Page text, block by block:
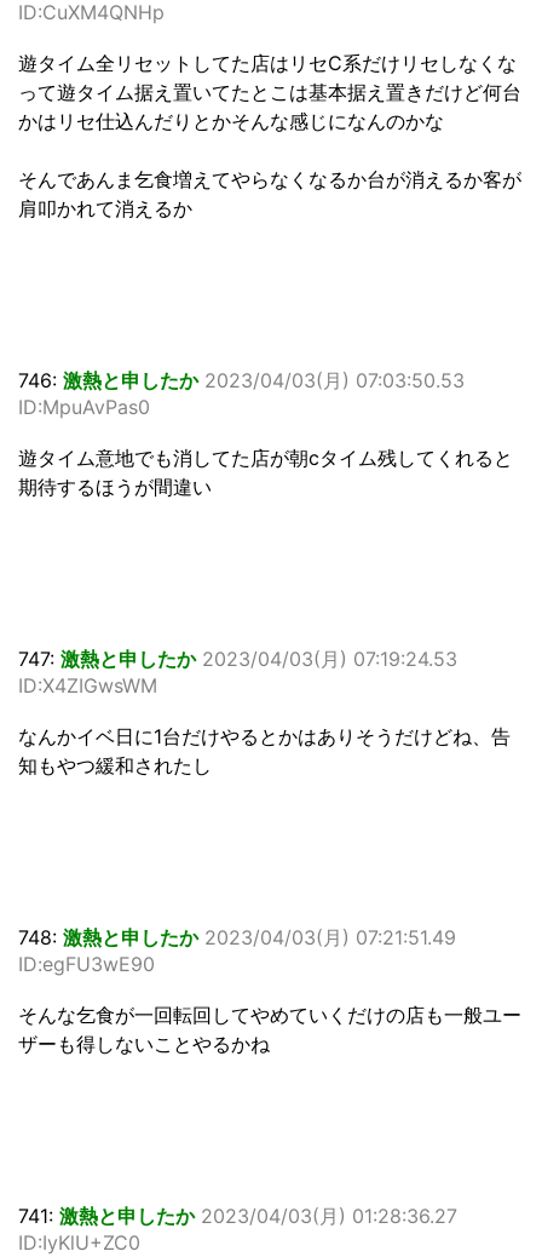
ID:CuXM4QNHp
遊タイム全リセットしてた店はリセC系だけリセしなくな
って遊タイム据え置いてたとこは基本据え置きだけど何台
かはリセ仕込んだりとかそんな感じになんのかな
そんであんま乞食増えてやらなくなるか台が消えるか客が
肩叩かれて消えるか
746: 激熱と申したか 2023/04/03(月) 07:03:50.53
ID:MpuAvPas0
遊タイム意地でも消してた店が朝cタイム残してくれると
期待するほうが間違い
747: 激熱と申したか 2023/04/03(月) 07:19:24.53
ID:X4ZIGwsWM
なんかイベ日に1台だけやるとかはありそうだけどね、告
知もやつ緩和されたし
748: 激熱と申したか 2023/04/03(月) 07:21:51.49
ID:egFU3wE90
そんな乞食が一回転回してやめていくだけの店も一般ユー
ザーも得しないことやるかね
741: 激熱と申したか 2023/04/03(月) 01:28:36.27
ID:IyKlU+ZC0